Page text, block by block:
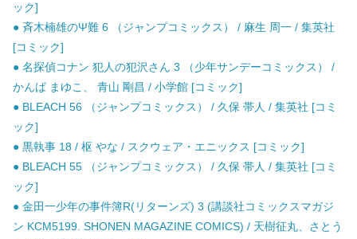
ック]
● 斉木楠雄のΨ難 6 （ジャンプコミックス） / 麻生 周一 / 集英社
[コミック]
● 名探偵コナン 犯人の犯沢さん 3 （少年サンデーコミックス） /
かんば まゆこ、 青山 剛昌 / 小学館 [コミック]
● BLEACH 56 （ジャンプコミックス） / 久保 帯人 / 集英社 [コミ
ック]
● 黒執事 18 / 枢 やな / スクウェア・エニックス [コミック]
● BLEACH 55 （ジャンプコミックス） / 久保 帯人 / 集英社 [コミ
ック]
● 金田一少年の事件簿R(リターンズ) 3 (講談社コミックスマガジ
ン KCM5199. SHONEN MAGAZINE COMICS) / 天樹征丸、さとう